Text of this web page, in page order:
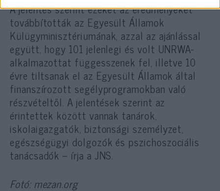
A jelentés szerint ezeket az eredményeket
továbbították az Egyesült Államok
Külügyminisztériumának, azzal az ajánlással
együtt, hogy 101 jelenlegi és volt UNRWA-
alkalmazottat függesszenek fel, illetve 10
évre tiltsanak el az Egyesült Államok által
finanszírozott segélyprogramokban való
részvételtől. A jelentések szerint az
érintettek között vannak tanárok,
iskolaigazgatók, biztonsági személyzet,
egészségügyi dolgozók és pszichoszociális
tanácsadók – írja a JNS.
Fotó: mezan.org